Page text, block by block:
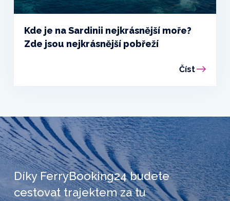
Kde je na Sardinii nejkrásnější moře?
Zde jsou nejkrásnější pobřeží
Číst
Díky FerryBooking24 budete
cestovat trajektem za tu